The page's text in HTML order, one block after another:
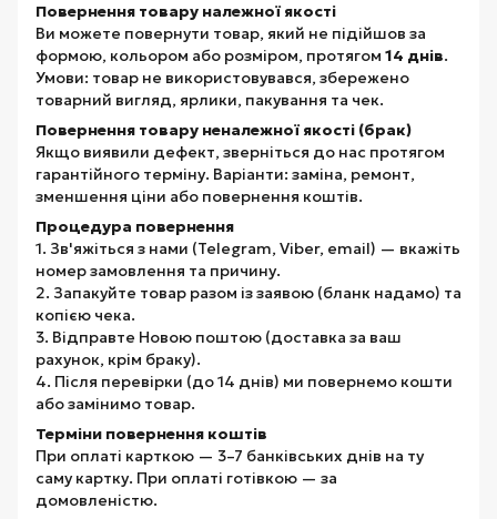
Повернення товару належної якості
Ви можете повернути товар, який не підійшов за
формою, кольором або розміром, протягом 14 днів.
Умови: товар не використовувався, збережено
товарний вигляд, ярлики, пакування та чек.
Повернення товару неналежної якості (брак)
Якщо виявили дефект, зверніться до нас протягом
гарантійного терміну. Варіанти: заміна, ремонт,
зменшення ціни або повернення коштів.
Процедура повернення
1. Зв'яжіться з нами (Telegram, Viber, email) — вкажіть
номер замовлення та причину.
2. Запакуйте товар разом із заявою (бланк надамо) та
копією чека.
3. Відправте Новою поштою (доставка за ваш
рахунок, крім браку).
4. Після перевірки (до 14 днів) ми повернемо кошти
або замінимо товар.
Терміни повернення коштів
При оплаті карткою — 3–7 банківських днів на ту
саму картку. При оплаті готівкою — за
домовленістю.